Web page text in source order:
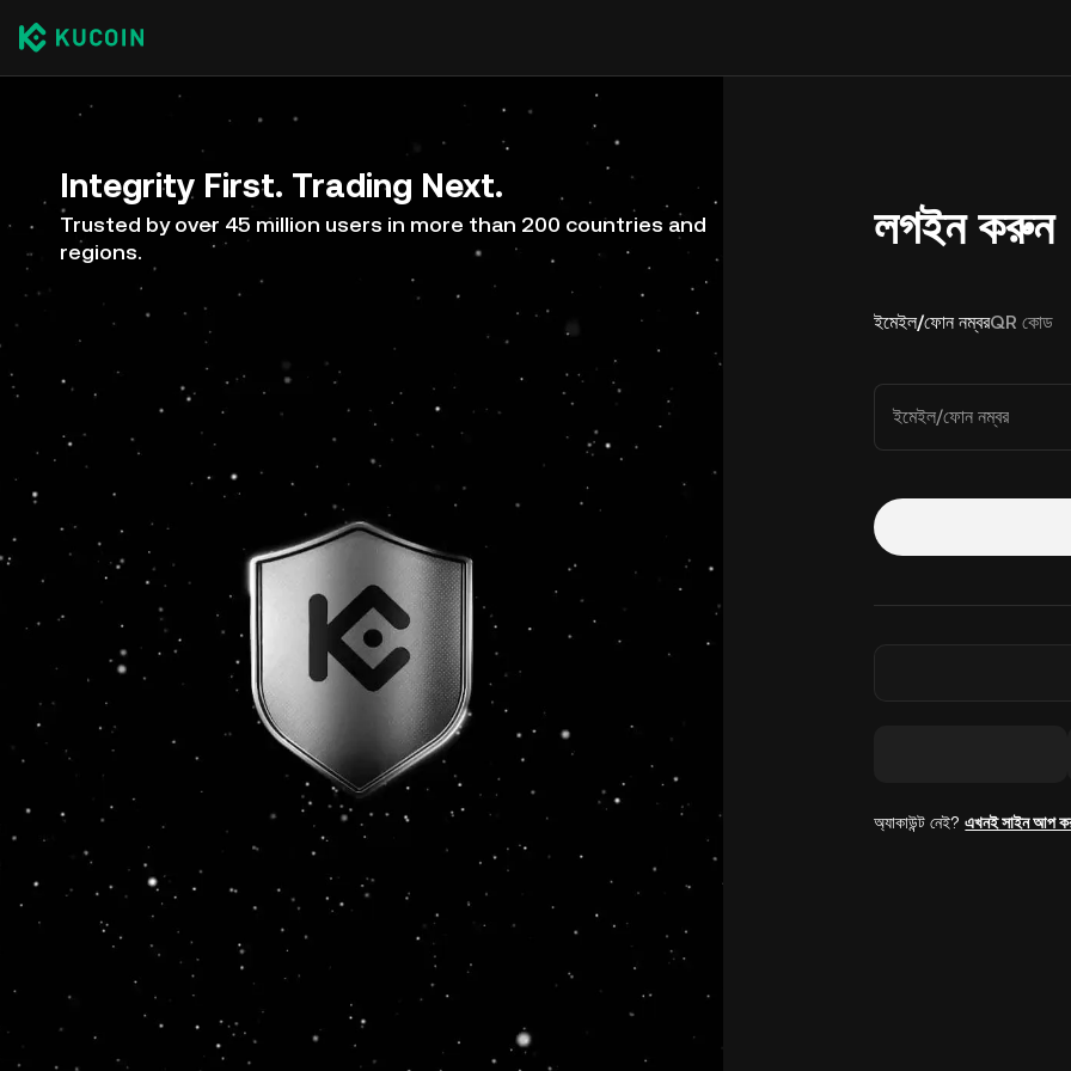
Integrity First. Trading Next.
Trusted by over 45 million users in more than 200 countries and
regions.
লগইন করুন
ইমেইল/ফোন নম্বরQR কোড
ইমেইল/ফোন নম্বর
অ্যাকাউন্ট নেই?এখনই সাইন আপ